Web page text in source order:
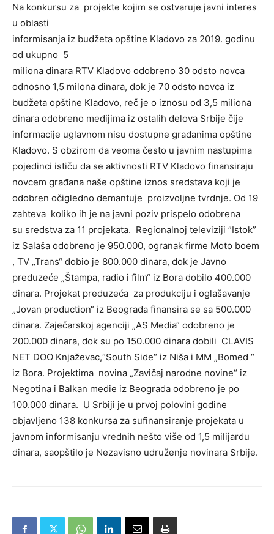
Na konkursu za projekte kojim se ostvaruje javni interes
u oblasti
informisanja iz budžeta opštine Kladovo za 2019. godinu
od ukupno 5
miliona dinara RTV Kladovo odobreno 30 odsto novca
odnosno 1,5 milona dinara, dok je 70 odsto novca iz
budžeta opštine Kladovo, reč je o iznosu od 3,5 miliona
dinara odobreno medijima iz ostalih delova Srbije čije
informacije uglavnom nisu dostupne građanima opštine
Kladovo. S obzirom da veoma često u javnim nastupima
pojedinci ističu da se aktivnosti RTV Kladovo finansiraju
novcem građana naše opštine iznos sredstava koji je
odobren očigledno demantuje proizvoljne tvrdnje. Od 19
zahteva koliko ih je na javni poziv prispelo odobrena
su sredstva za 11 projekata. Regionalnoj televiziji ”Istok”
iz Salaša odobreno je 950.000, ogranak firme Moto boem
, TV „Trans“ dobio je 800.000 dinara, dok je Javno
preduzeće „Štampa, radio i film“ iz Bora dobilo 400.000
dinara. Projekat preduzeća za produkciju i oglašavanje
„Jovan production“ iz Beograda finansira se sa 500.000
dinara. Zaječarskoj agenciji „AS Media“ odobreno je
200.000 dinara, dok su po 150.000 dinara dobili CLAVIS
NET DOO Knjaževac,“South Side“ iz Niša i MM „Bomed “
iz Bora. Projektima novina „Zavičaj narodne novine“ iz
Negotina i Balkan medie iz Beograda odobreno je po
100.000 dinara. U Srbiji je u prvoj polovini godine
objavljeno 138 konkursa za sufinansiranje projekata u
javnom informisanju vrednih nešto više od 1,5 milijardu
dinara, saopštilo je Nezavisno udruženje novinara Srbije.